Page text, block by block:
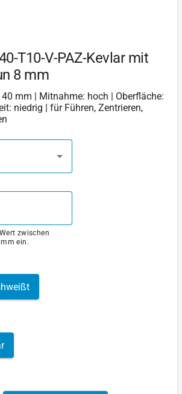
T10-V-PAZ-Kevlar mit
8 mm
mm | Mitnahme: hoch | Oberfläche:
niedrig | für Führen, Zentrieren,
zwischen
ein.